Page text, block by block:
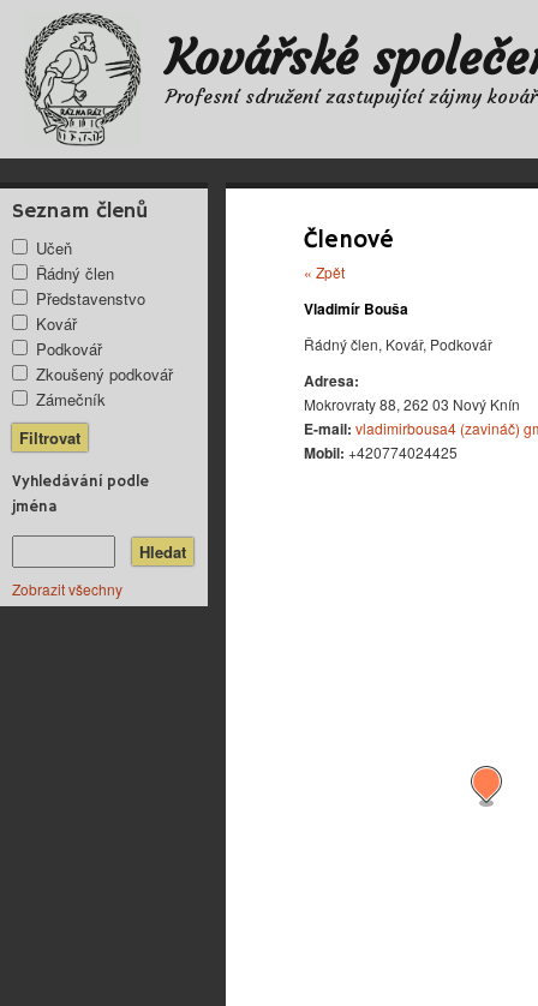
Kovářské
Profesní sdružení zastupující zájmy
Seznam členů
Učeň
Řádný člen
Představenstvo
Kovář
Podkovář
Zkoušený podkovář
Zámečník
Vyhledávání podle
jména
Zobrazit všechny
Členové
« Zpět
Vladimír Bouša
Řádný člen, Kovář, Podkovář
Adresa:
Mokrovraty 88, 262 03 Nový Knín
E-mail: vladimirbousa4 (zavináč)
Mobil: +420774024425